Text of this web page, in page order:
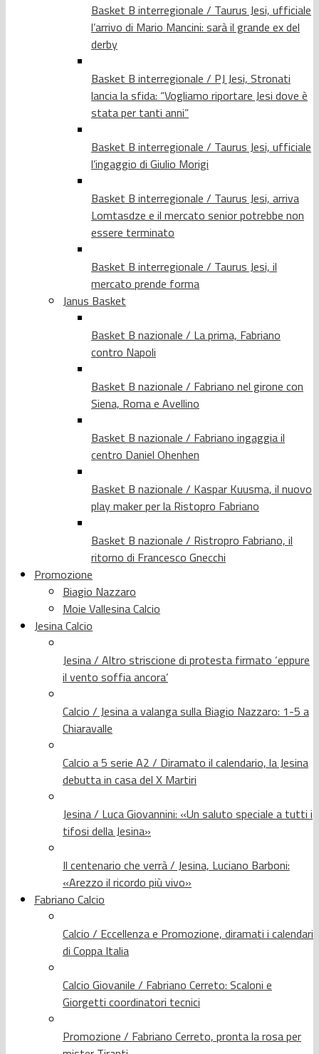
Basket B interregionale / Taurus Jesi, ufficiale
l’arrivo di Mario Mancini: sarà il grande ex del
derby
Basket B interregionale / PJ Jesi, Stronati
lancia la sfida: “Vogliamo riportare Jesi dove è
stata per tanti anni”
Basket B interregionale / Taurus Jesi, ufficiale
l’ingaggio di Giulio Morigi
Basket B interregionale / Taurus Jesi, arriva
Lomtasdze e il mercato senior potrebbe non
essere terminato
Basket B interregionale / Taurus Jesi, il
mercato prende forma
Janus Basket
Basket B nazionale / La prima, Fabriano
contro Napoli
Basket B nazionale / Fabriano nel girone con
Siena, Roma e Avellino
Basket B nazionale / Fabriano ingaggia il
centro Daniel Ohenhen
Basket B nazionale / Kaspar Kuusma, il nuovo
play maker per la Ristopro Fabriano
Basket B nazionale / Ristropro Fabriano, il
ritorno di Francesco Gnecchi
Promozione
Biagio Nazzaro
Moie Vallesina Calcio
Jesina Calcio
Jesina / Altro striscione di protesta firmato ‘eppure
il vento soffia ancora’
Calcio / Jesina a valanga sulla Biagio Nazzaro: 1-5 a
Chiaravalle
Calcio a 5 serie A2 / Diramato il calendario, la Jesina
debutta in casa del X Martiri
Jesina / Luca Giovannini: «Un saluto speciale a tutti i
tifosi della Jesina»
Il centenario che verrà / Jesina, Luciano Barboni:
«Arezzo il ricordo più vivo»
Fabriano Calcio
Calcio / Eccellenza e Promozione, diramati i calendari
di Coppa Italia
Calcio Giovanile / Fabriano Cerreto: Scaloni e
Giorgetti coordinatori tecnici
Promozione / Fabriano Cerreto, pronta la rosa per